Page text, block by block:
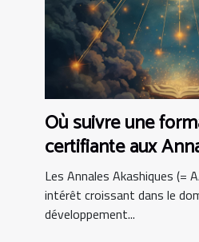
Où suivre une
certifiante aux
Akashiques ?
Les Annales Akashiques (=
intérêt croissant dans le
développement...